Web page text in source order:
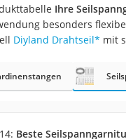
Klappmatratze
Aktenvernichter
Spannbettlaken
Ihre
besonders
Diyland Drahtseil* mit
Beste